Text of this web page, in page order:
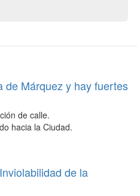
de Márquez y hay fuertes
de calle.
hacia la Ciudad.
de la